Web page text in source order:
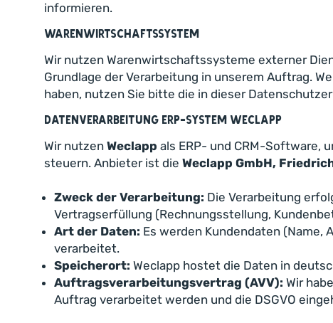
informieren.
Warenwirtschaftssystem
Wir nutzen Warenwirtschaftssysteme externer
Grundlage der Verarbeitung in unserem Auftrag.
haben, nutzen Sie bitte die in dieser
Datenverarbeitung ERP-System Weclapp
Wir nutzen Weclapp als ERP- und CRM-Software,
steuern. Anbieter ist die Weclapp GmbH,
Zweck der Verarbeitung: Die Verarbeitung
Vertragserfüllung (Rechnungsstellung,
Art der Daten: Es werden Kundendaten (Name,
verarbeitet.
Speicherort: Weclapp hostet die Daten in
Auftragsverarbeitungsvertrag (AVV): Wir
Auftrag verarbeitet werden und die DSGVO